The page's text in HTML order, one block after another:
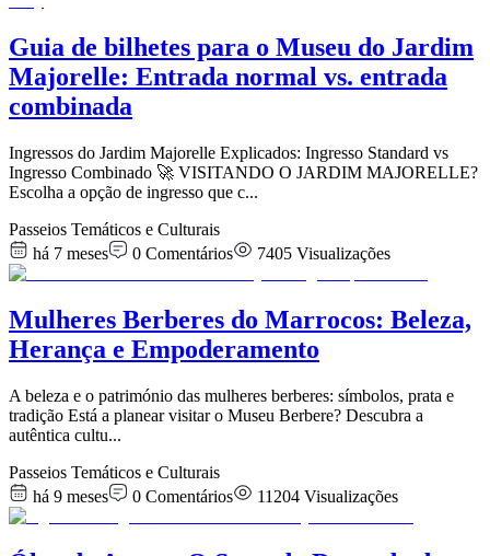
Guia de bilhetes para o Museu do Jardim
Majorelle: Entrada normal vs. entrada
combinada
Ingressos do Jardim Majorelle Explicados: Ingresso Standard vs
Ingresso Combinado 🚀 VISITANDO O JARDIM MAJORELLE?
Escolha a opção de ingresso que c...
Passeios Temáticos e Culturais
há 7 meses
0 Comentários 7405 Visualizações
Mulheres Berberes do Marrocos: Beleza,
Herança e Empoderamento
A beleza e o património das mulheres berberes: símbolos, prata e
tradição Está a planear visitar o Museu Berbere? Descubra a
autêntica cultu...
Passeios Temáticos e Culturais
há 9 meses
0 Comentários 11204 Visualizações